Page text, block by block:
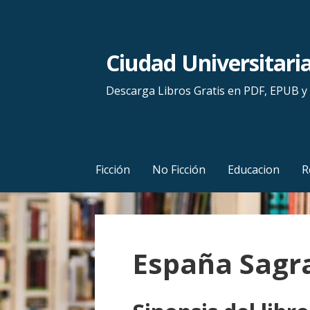
n
t
e
n
i
d
Ciudad
Descarga Libros Gratis en PDF, EPUB y
Ficción No Ficción Educacion
España